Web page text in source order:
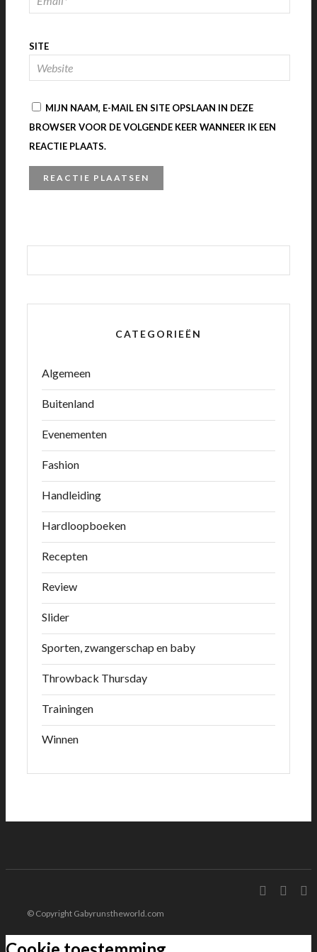
SITE
MIJN NAAM, E-MAIL EN SITE OPSLAAN IN DEZE
BROWSER VOOR DE VOLGENDE KEER WANNEER IK EEN
REACTIE PLAATS.
CATEGORIEËN
Algemeen
Buitenland
Evenementen
Fashion
Handleiding
Hardloopboeken
Recepten
Review
Slider
Sporten, zwangerschap en baby
Throwback Thursday
Trainingen
Winnen
© Copyright Gabyrunstheworld.com